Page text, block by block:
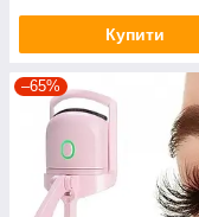
Купити
–65%